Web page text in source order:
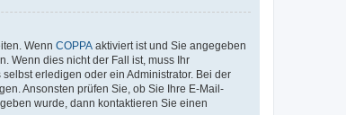
Wenn COPPA aktiviert ist und Sie angegeben
Wenn dies nicht der Fall ist, muss Ihr
erledigen oder ein Administrator. Bei der
Ansonsten prüfen Sie, ob Sie Ihre E-Mail-
wurde, dann kontaktieren Sie einen